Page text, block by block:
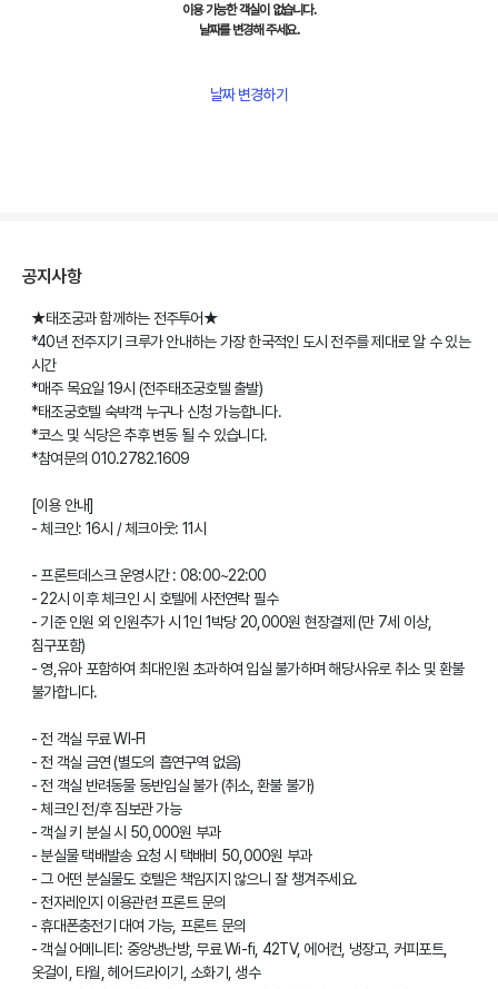
이용 가능한 객실이 없습니다.
날짜를 변경해 주세요.
날짜 변경하기
공지사항
★태조궁과 함께하는 전주투어★
*40년 전주지기 크루가 안내하는 가장 한국적인 도시 전주를 제대로 알 수 있는
시간
*매주 목요일 19시 (전주태조궁호텔 출발)
*태조궁호텔 숙박객 누구나 신청 가능합니다.
*코스 및 식당은 추후 변동 될 수 있습니다.
*참여문의 010.2782.1609
[이용 안내]
- 체크인: 16시 / 체크아웃: 11시
- 프론트데스크 운영시간 : 08:00~22:00
- 22시 이후 체크인 시 호텔에 사전연락 필수
- 기준 인원 외 인원추가 시 1인 1박당 20,000원 현장결제 (만 7세 이상,
침구포함)
- 영,유아 포함하여 최대인원 초과하여 입실 불가하며 해당사유로 취소 및 환불
불가합니다.
- 전 객실 무료 WI-FI
- 전 객실 금연 (별도의 흡연구역 없음)
- 전 객실 반려동물 동반입실 불가 (취소, 환불 불가)
- 체크인 전/후 짐보관 가능
- 객실 키 분실 시 50,000원 부과
- 분실물 택배발송 요청 시 택배비 50,000원 부과
- 그 어떤 분실물도 호텔은 책임지지 않으니 잘 챙겨주세요.
- 전자레인지 이용관련 프론트 문의
- 휴대폰충전기 대여 가능, 프론트 문의
- 객실 어메니티: 중앙냉난방, 무료 Wi-fi, 42TV, 에어컨, 냉장고, 커피포트,
옷걸이, 타월, 헤어드라이기, 소화기, 생수